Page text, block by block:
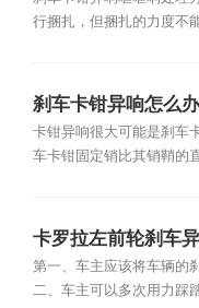
行捆扎，但捆扎的力度不
刹车卡钳异响怎么
卡钳异响很大可能是刹车
车卡钳固定销比其销鞘的
卡罗拉左前轮刹车
么
第一、车主应该将车辆的
二、车主可以多次用力踩